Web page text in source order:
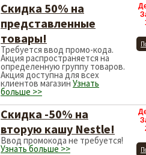
Скидка 50% на
представленные
товары!
Требуется ввод промо-кода.
Акция распространяется на
определенную группу товаров.
Акция доступна для всех
клиентов магазин Узнать
больше >>
Скидка -50% на
вторую кашу Nestle!
Ввод промокода не требуется!
Узнать больше >>